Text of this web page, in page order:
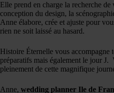
Elle prend en charge la recherche de
conception du design, la
Anne élabore, crée et ajuste pour
rien ne soit laissé au hasard.
Histoire Éternelle vous accompagne
préparatifs mais également le jour
pleinement de cette magnifique
Anne, wedding planner Ile de